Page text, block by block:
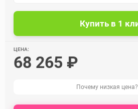
ЦЕНА:
68 265 ₽
Почему низкая цена?